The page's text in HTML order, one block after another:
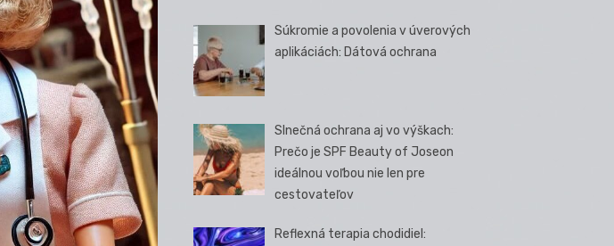
Súkromie a povolenia v úverových
aplikáciách: Dátová ochrana
Slnečná ochrana aj vo výškach:
Prečo je SPF Beauty of Joseon
ideálnou voľbou nie len pre
cestovateľov
Reflexná terapia chodidiel: